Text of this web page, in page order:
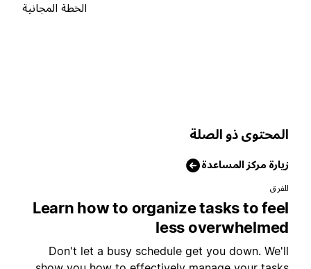
الخطة المجانية
ذو الصلة
مركز المساعدة
Learn how to organize tasks to
less
Don't let a busy schedule get you down.